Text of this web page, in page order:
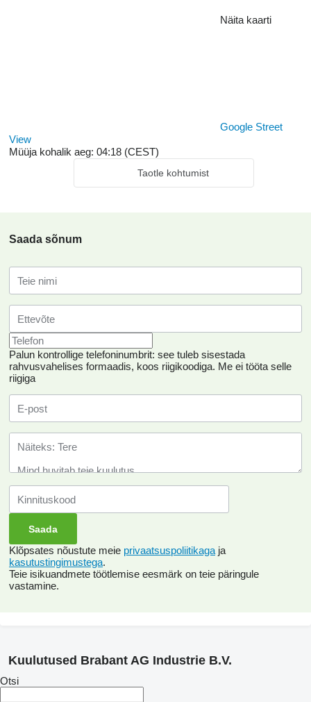
Näita kaarti
Google Street
View
Müüja kohalik aeg: 04:18 (CEST)
Taotle kohtumist
Saada sõnum
Palun kontrollige telefoninumbrit: see tuleb sisestada
rahvusvahelises formaadis, koos riigikoodiga. Me ei tööta selle
riigiga
Klõpsates nõustute meie privaatsuspoliitikaga ja
kasutustingimustega.
Teie isikuandmete töötlemise eesmärk on teie päringule
vastamine.
Kuulutused Brabant AG Industrie B.V.
Otsi